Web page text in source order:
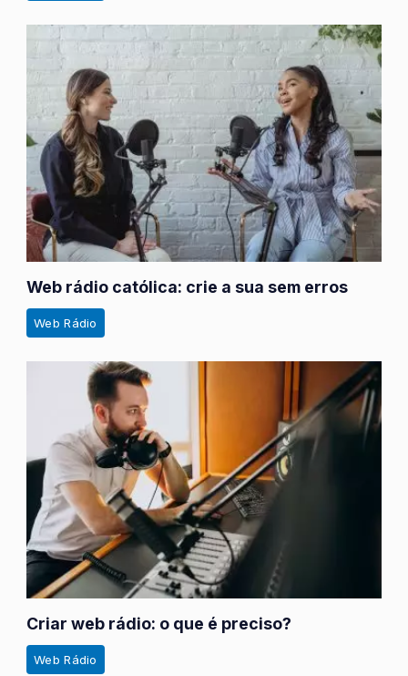
Web rádio católica: crie a sua sem erros
Web Rádio
Criar web rádio: o que é preciso?
Web Rádio